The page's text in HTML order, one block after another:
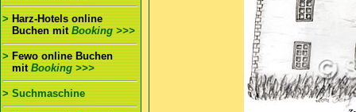
>Harz-Hotels online
Buchen mit Booking >>>
>Fewo online Buchen
mit Booking >>>
> Suchmaschine